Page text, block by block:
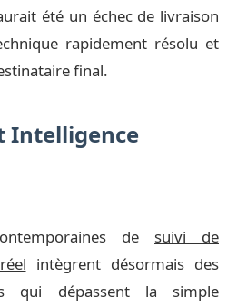
été un échec de livraison
rapidement résolu et
final.
Intelligence
de suivi de
intègrent désormais des
qui dépassent la simple